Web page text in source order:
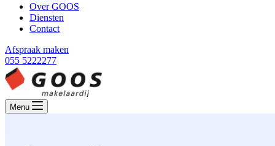
Over GOOS
Diensten
Contact
Afspraak maken
055 5222277
Menu